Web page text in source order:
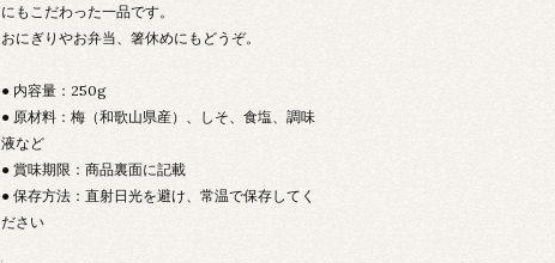
にもこだわった一品です。
おにぎりやお弁当、箸休めにもどうぞ。
● 内容量：250g
● 原材料：梅（和歌山県産）、しそ、食塩、調味
液など
● 賞味期限：商品裏面に記載
● 保存方法：直射日光を避け、常温で保存してく
ださい